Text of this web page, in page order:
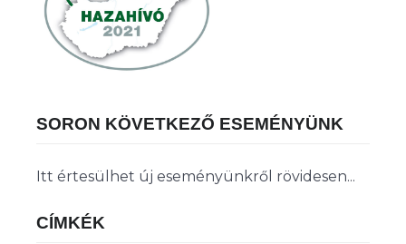
SORON KÖVETKEZŐ ESEMÉNYÜNK
Itt értesülhet új eseményünkről rövidesen...
CÍMKÉK